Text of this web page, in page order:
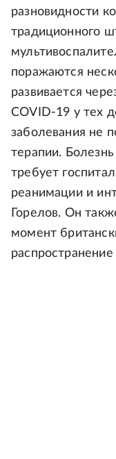
разновидности
традиционного
поражаются
развивается
COVID-19 у тех
заболевания не
терапии.
требует
реанимации и
Горелов. Он
момент